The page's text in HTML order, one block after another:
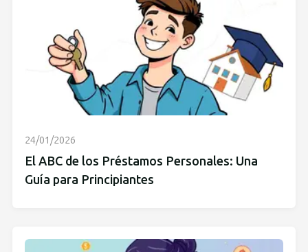
24/01/2026
El ABC de los Préstamos Personales: Una
Guía para Principiantes